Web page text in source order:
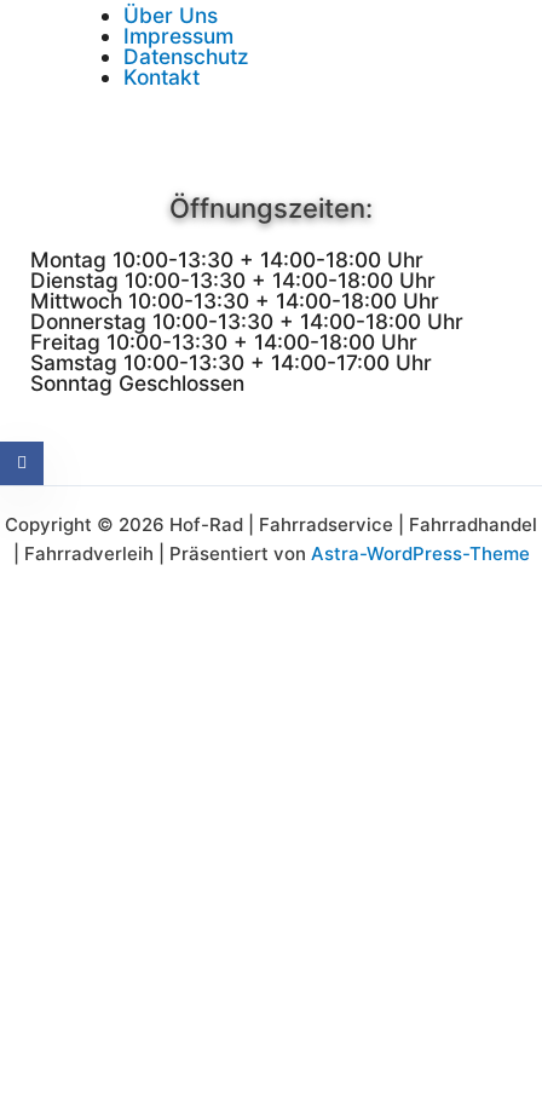
Über Uns
Impressum
Datenschutz
Kontakt
Öffnungszeiten:
Montag 10:00-13:30 + 14:00-18:00 Uhr
Dienstag 10:00-13:30 + 14:00-18:00 Uhr
Mittwoch 10:00-13:30 + 14:00-18:00 Uhr
Donnerstag 10:00-13:30 + 14:00-18:00 Uhr
Freitag 10:00-13:30 + 14:00-18:00 Uhr
Samstag 10:00-13:30 + 14:00-17:00 Uhr
Sonntag Geschlossen
Copyright © 2026 Hof-Rad | Fahrradservice | Fahrradhandel
| Fahrradverleih | Präsentiert von Astra-WordPress-Theme